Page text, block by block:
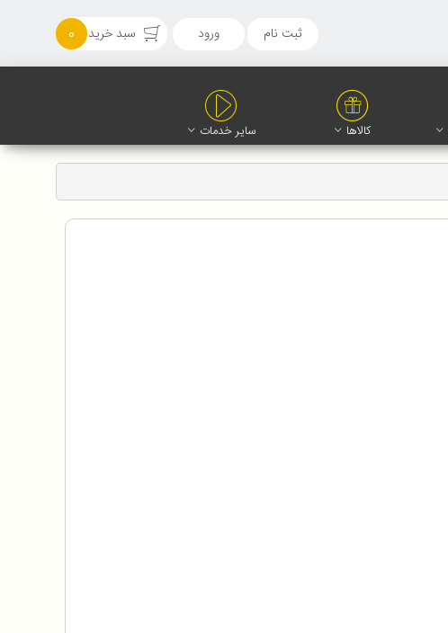
ثبت نام ورود سبد خرید 0
کالاها سایر خدمات